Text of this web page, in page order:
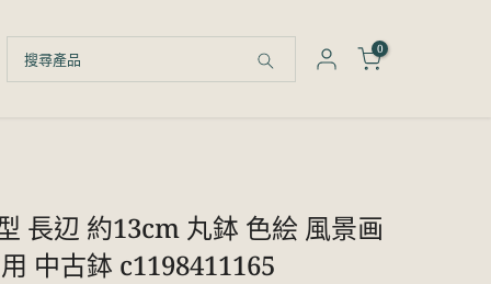
0
長辺 約13cm 丸鉢 色絵 風景画
中古鉢 c1198411165